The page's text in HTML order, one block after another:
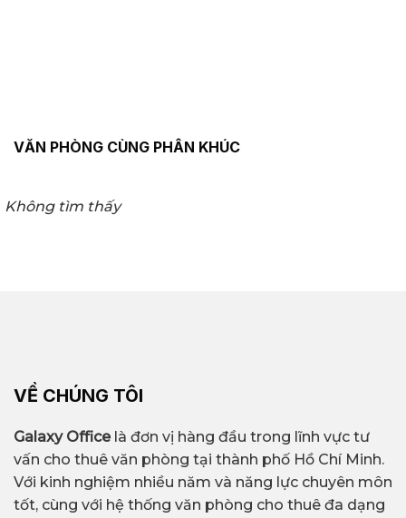
VĂN PHÒNG CÙNG PHÂN KHÚC
Không tìm thấy
VỀ CHÚNG TÔI
Galaxy Officelà đơn vị hàng đầu trong lĩnh vực tư
vấn cho thuê văn phòng tại thành phố Hồ Chí Minh.
Với kinh nghiệm nhiều năm và năng lực chuyên môn
tốt, cùng với hệ thống văn phòng cho thuê đa dạng